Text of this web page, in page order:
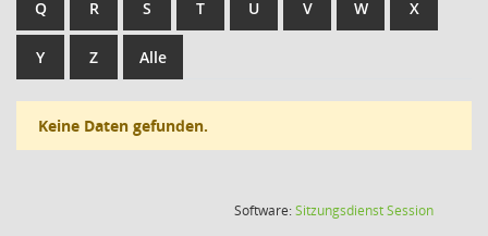
Q R S T U V W X
Y Z Alle
Keine Daten gefunden.
Software:SitzungsdienstSession(Wird in